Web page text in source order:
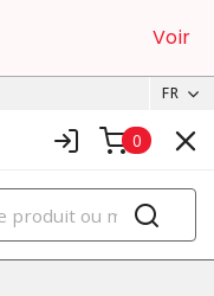
Voir
FR
0